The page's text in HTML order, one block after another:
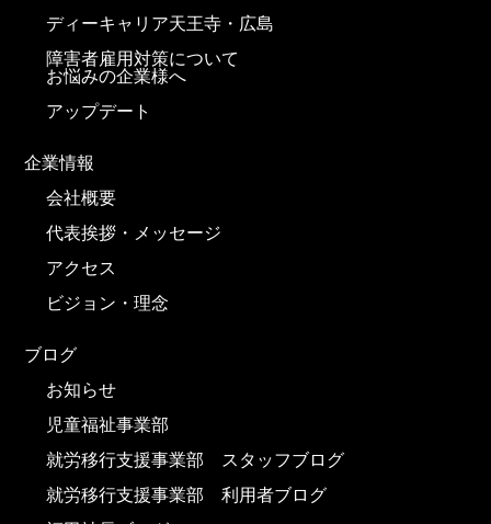
ディーキャリア天王寺・広島
障害者雇用対策について
お悩みの企業様へ
アップデート
企業情報
会社概要
代表挨拶・メッセージ
アクセス
ビジョン・理念
ブログ
お知らせ
児童福祉事業部
就労移行支援事業部 スタッフブログ
就労移行支援事業部 利用者ブログ